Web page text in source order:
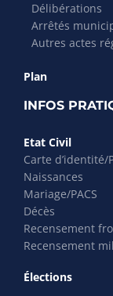
Délibérations
Arrêtés
Autres actes
Plan
INFOS
Etat Civil
Carte d’identité/
Naissances
Mariage/PACS
Décès
Recensement
Recensement
Élections